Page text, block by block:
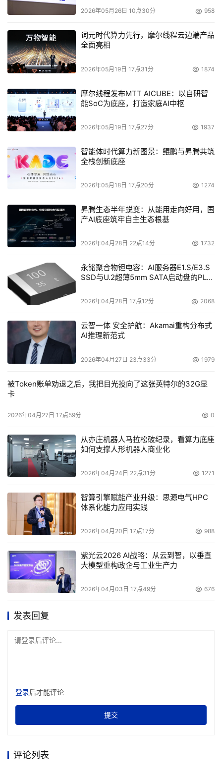
标题就表现出其为不管是选择“堆栈管理型”方式的用户还是
所有需求。并且，在这一过程中，中端市场用户配置的系统
还将能够支持从一般的微软应用程序到虚拟化和云计算，以
及数据保护和灾难恢复或批量存储和归档，并且技术高效，
经济节约。一些特别的例子突出反映了Nexsan产品的价值
和适用性：
在易用性方面：ESG研究发现，对比2010年，大多数用户
报告说在2011年他们在期望IT人员方面依然保持如旧。即使
作为有限人力资源不得不精简以满足IT扩展需求的原因，这
一回应的净效应就是加速了IT通才化的趋势；这让存储管理
的易用性成为一个有利特性。
l在高效能方面：前面已经指出消减成本已经成为IT领域重要
的业务驱动。ESG通过经年累月的研究发现用户存储环境最
大的挑战就是纯数据增长（事实上，在ESG2011 IT 消费倾
向调查中“管理数据增长”已经被列为综合IT优先项的第二
位）以及因之而需要应对的成本问题。 Nexsan的平台包含
了帮助管理和削减资本支出（CAPEX）（例如，通过自动
精简配置，重复数据删除和高容量驱动器）和运营成本
（OPEX）（包括业内领先的存储密度，AutoMAID技术的
Technology”）两个方面。
l在企业级性能方面：比如重复数据删除、快照、自动精简
已经成为中端市场的标准需求。Nexsan的整合务实的作风
让用户可以决定是在存储系统内提供这些功能，还是包含在
软件栈内。对于纯粹的可靠性和系统可用性方面，Nexsan
障，电池支援的缓存，以及所有产品发货前百分百集成测
试。
这一引人注目的故事足以鼓励正在增加中的用户群考虑采购
本文来源于DOIT传媒，文章内容仅供参考，不构成投资建议。
2026年05月26日 10点30分 958
词元时代算力先行，摩尔线程云边端产品
全面亮相
2026年05月19日 17点31分 1874
摩尔线程发布MTT AICUBE：以自研智
能SoC为底座，打造家庭AI中枢
2026年05月19日 17点27分 1937
智能体时代算力新图景：鲲鹏与昇腾共筑
全栈创新底座
2026年05月18日 17点20分 1274
昇腾生态半年蜕变：从能用走向好用，国
产AI底座筑牢自主生态根基
2026年04月28日 22点14分 1732
永铭聚合物钽电容：AI服务器E1.S/E3.S
SSD与U.2超薄5mm SATA启动盘的PLP
2026年04月28日 17点12分 2068
云智一体 安全护航：Akamai重构分布式
AI推理新范式
2026年04月27日 23点33分 1979
被Token账单劝退之后，我把目光投向了这张英特尔的32G显
卡
2026年04月27日 17点59分 0
从亦庄机器人马拉松破纪录，看算力底座
如何支撑人形机器人商业化
2026年04月24日 22点31分 1271
智算引擎赋能产业升级：思源电气HPC
体系化能力应用实践
2026年04月20日 17点17分 988
紫光云2026 AI战略：从云到智，以垂直
大模型重构政企与工业生产力
2026年04月03日 17点49分 676
发表回复
请登录后评论...
登录后才能评论
提交
评论列表